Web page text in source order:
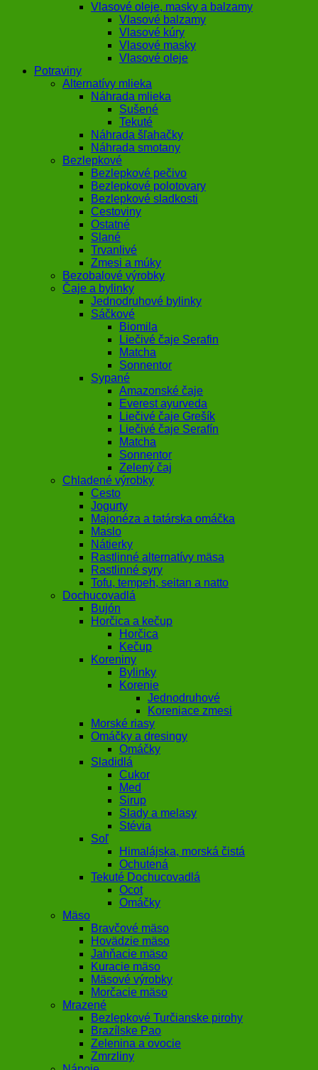
Vlasové oleje, masky a balzamy
Vlasové balzamy
Vlasové kúry
Vlasové masky
Vlasové oleje
Potraviny
Alternatívy mlieka
Náhrada mlieka
Sušené
Tekuté
Náhrada šľahačky
Náhrada smotany
Bezlepkové
Bezlepkové pečivo
Bezlepkové polotovary
Bezlepkové sladkosti
Cestoviny
Ostatné
Slané
Trvanlivé
Zmesi a múky
Bezobalové výrobky
Čaje a bylinky
Jednodruhové bylinky
Sáčkové
Biomila
Liečivé čaje Serafin
Matcha
Sonnentor
Sypané
Amazonské čaje
Everest ayurveda
Liečivé čaje Grešík
Liečivé čaje Serafín
Matcha
Sonnentor
Zelený čaj
Chladené výrobky
Cesto
Jogurty
Majonéza a tatárska omáčka
Maslo
Nátierky
Rastlinné alternatívy mäsa
Rastlinné syry
Tofu, tempeh, seitan a natto
Dochucovadlá
Bujón
Horčica a kečup
Horčica
Kečup
Koreniny
Bylinky
Korenie
Jednodruhové
Koreniace zmesi
Morské riasy
Omáčky a dresingy
Omáčky
Sladidlá
Cukor
Med
Sirup
Slady a melasy
Stévia
Soľ
Himalájska, morská čistá
Ochutená
Tekuté Dochucovadlá
Ocot
Omáčky
Mäso
Bravčové mäso
Hovädzie mäso
Jahňacie mäso
Kuracie mäso
Mäsové výrobky
Morčacie mäso
Mrazené
Bezlepkové Turčianske pirohy
Brazílske Pao
Zelenina a ovocie
Zmrzliny